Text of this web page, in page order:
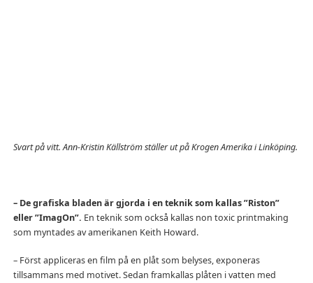
Svart på vitt. Ann-Kristin Källström ställer ut på Krogen Amerika i Linköping.
– De grafiska bladen är gjorda i en teknik som kallas ”Riston”
eller ”ImagOn”. En teknik som också kallas non toxic printmaking
som myntades av amerikanen Keith Howard.
– Först appliceras en film på en plåt som belyses, exponeras
tillsammans med motivet. Sedan framkallas plåten i vatten med